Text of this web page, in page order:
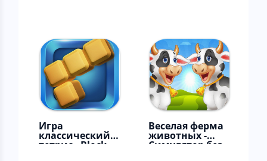
Игра
классический
тетрис - Block
Веселая ферма
животных -
Симулятор без